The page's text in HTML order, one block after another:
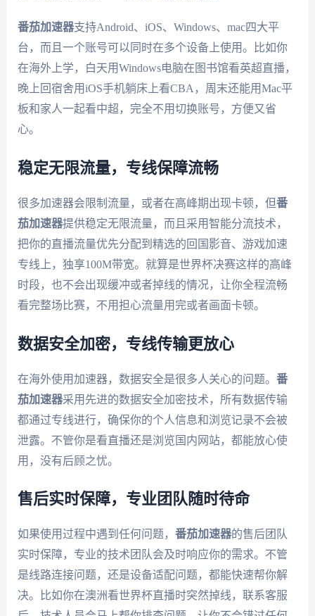
番茄加速器支持Android、iOS、Windows、mac四大平
台，而且一个账号可以同时在多个设备上使用。比如你
在海外上学，白天用Windows电脑在图书馆看英超直播，
晚上回宿舍用iOS手机躺床上看CBA，周末还能用Mac平
板和家人一起看中超，完全不用切换账号，方便又省
心。
稳定无限流量，专线保障流畅
很多加速器会限制流量，或者在高峰期出现卡顿，但番
茄加速器提供稳定无限流量，而且采用智能分流技术，
把你的直播流量优先分配到精选的回国影音、游戏加速
专线上，独享100M带宽。就算是世界杯决赛这样的高峰
时段，也不会出现缓冲或者掉线的情况，让你全程流畅
看完整场比赛，不用担心流量用完或者画面卡顿。
数据安全加密，专线传输更放心
在海外使用加速器，数据安全是很多人关心的问题。 番
茄加速器采用先进的数据安全加密技术，所有数据传输
都通过专线进行，确保你的个人信息和浏览记录不会被
泄露。不管你是看直播还是浏览国内网站，都能放心使
用，没有后顾之忧。
售后实时保障，专业团队随时待命
如果使用过程中遇到任何问题， 番茄加速器的售后团队
实时保障，专业的技术团队会及时响应你的需求。不管
是线路连接问题，还是设备适配问题，都能快速帮你解
决。比如你在澳洲看世界杯直播时突然掉线，联系客服